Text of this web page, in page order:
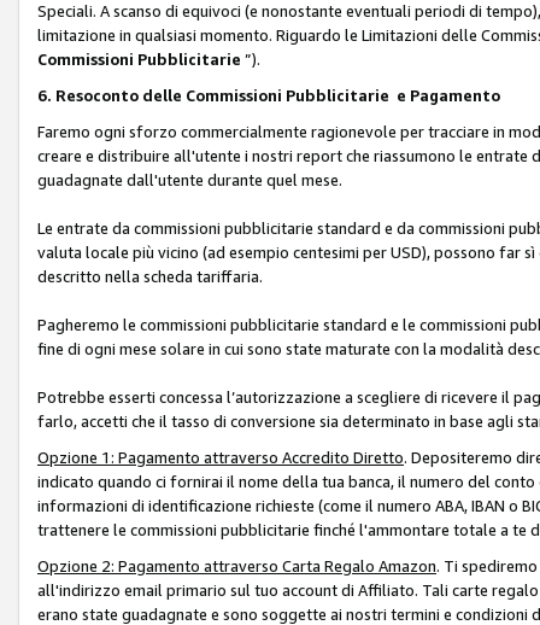
Speciali. A scanso di equivoci (e nonostante eventuali periodi di
limitazione in qualsiasi momento. Riguardo le Limitazioni delle
Commissioni Pubblicitarie ”).
6. Resoconto delle Commissioni Pubblicitarie e Pagamento
Faremo ogni sforzo commercialmente ragionevole per tracciare in
creare e distribuire all'utente i nostri report che riassumono le
guadagnate dall'utente durante quel mese.
Le entrate da commissioni pubblicitarie standard e da commissioni
valuta locale più vicino (ad esempio centesimi per USD), possono far
descritto nella scheda tariffaria.
Pagheremo le commissioni pubblicitarie standard e le commissioni
fine di ogni mese solare in cui sono state maturate con la modalità
Potrebbe esserti concessa l’autorizzazione a scegliere di ricevere il
farlo, accetti che il tasso di conversione sia determinato in base agli
Opzione 1: Pagamento attraverso Accredito Diretto. Depositeremo
indicato quando ci fornirai il nome della tua banca, il numero del
informazioni di identificazione richieste (come il numero ABA, IBAN o
trattenere le commissioni pubblicitarie finché l'ammontare totale a
Opzione 2: Pagamento attraverso Carta Regalo Amazon. Ti
all'indirizzo email primario sul tuo account di Affiliato. Tali carte
erano state guadagnate e sono soggette ai nostri termini e